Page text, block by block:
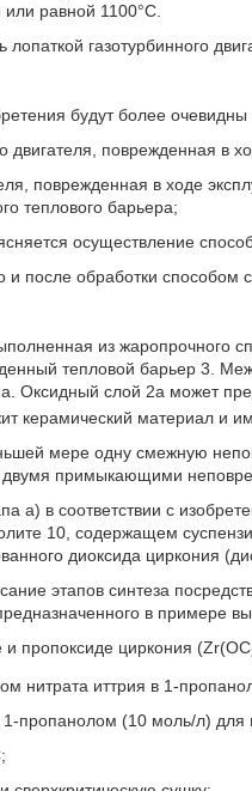
равной 1100°C.
газотурбинного
будут более
двигателя, поврежденная в
поврежденная в ходе
теплового барьера;
осуществление
и после обработки
из жаропрочного
тепловой барьер 3.
Оксидный слой 2a может
керамический материал и
мере одну смежную
двумя примыкающими
а) в соответствии с
10, содержащем
диоксида циркония
этапов синтеза
в примере
пропоксиде циркония (Zr(OC
нитрата иттрия в 1-
пропанолом (10 моль/л) для